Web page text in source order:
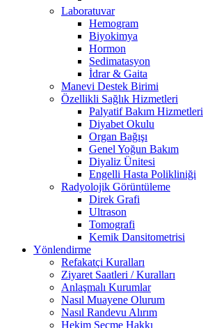
Laboratuvar
Hemogram
Biyokimya
Hormon
Sedimatasyon
İdrar & Gaita
Manevi Destek Birimi
Özellikli Sağlık Hizmetleri
Palyatif Bakım Hizmetleri
Diyabet Okulu
Organ Bağışı
Genel Yoğun Bakım
Diyaliz Ünitesi
Engelli Hasta Polikliniği
Radyolojik Görüntüleme
Direk Grafi
Ultrason
Tomografi
Kemik Dansitometrisi
Yönlendirme
Refakatçi Kuralları
Ziyaret Saatleri / Kuralları
Anlaşmalı Kurumlar
Nasıl Muayene Olurum
Nasıl Randevu Alırım
Hekim Seçme Hakkı